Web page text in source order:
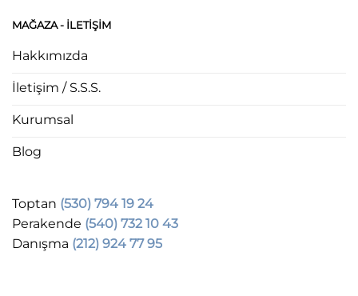
MAĞAZA - ILETIŞIM
Hakkımızda
İletişim / S.S.S.
Kurumsal
Blog
Toptan (530) 794 19 24
Perakende (540) 732 10 43
Danışma (212) 924 77 95